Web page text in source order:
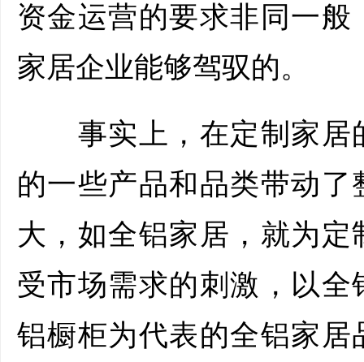
资金运营的要求非同一
家居企业能够驾驭的。
事实上，在定制家居
的一些产品和品类带动
大，如全铝家居，就为
受市场需求的刺激，以
铝橱柜为代表的全铝家